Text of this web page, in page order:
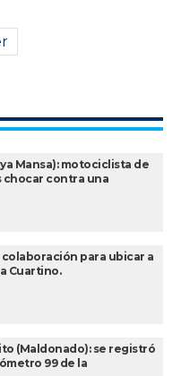
Mansa): motociclista de
chocar contra una
para ubicar a
Cuartino.
(Maldonado): se registró
99 de la